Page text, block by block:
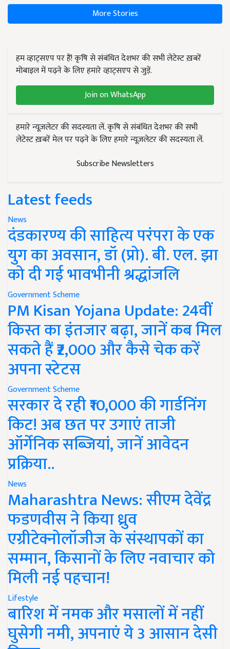
More Stories
हम व्हाट्सएप पर हैं! कृषि से संबंधित देशभर की सभी लेटेस्ट ख़बरें
मोबाइल में पढ़ने के लिए हमारे व्हाट्सएप से जुड़ें.
Join on WhatsApp
हमारे न्यूज़लेटर की सदस्यता लें. कृषि से संबंधित देशभर की सभी
लेटेस्ट ख़बरें मेल पर पढ़ने के लिए हमारे न्यूज़लेटर की सदस्यता लें.
Subscribe Newsletters
Latest feeds
News
दंडकारण्य की साहित्य परंपरा के एक
युग का अवसान, डॉ (प्रो). बी. एल. झा
को दी गई भावभीनी श्रद्धांजलि
Government Scheme
PM Kisan Yojana Update: 24वीं
किस्त का इंतजार बढ़ा, जानें कब मिल
सकते हैं ₹2,000 और कैसे चेक करें
अपना स्टेटस
Government Scheme
सरकार दे रही ₹10,000 की गार्डनिंग
किट! अब छत पर उगाएं ताजी
ऑर्गेनिक सब्जियां, जानें आवेदन
प्रक्रिया..
News
Maharashtra News: सीएम देवेंद्र
फडणवीस ने किया ध्रुव
एग्रीटेक्नोलॉजीज के संस्थापकों का
सम्मान, किसानों के लिए नवाचार को
मिली नई पहचान!
Lifestyle
बारिश में नमक और मसालों में नहीं
घुसेगी नमी, अपनाएं ये 3 आसान देसी